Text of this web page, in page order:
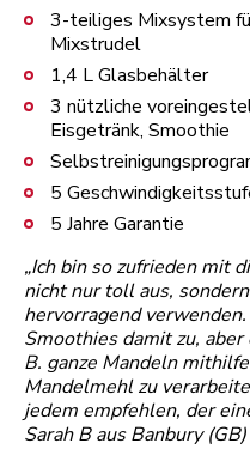
3-teiliges Mixsystem
Mixstrudel
1,4 L Glasbehälter
3 nützliche
Eisgetränk, Smoothie
5
5 Jahre Garantie
„Ich bin so zufrieden mit
nicht nur toll aus,
hervorragend
Smoothies damit zu,
B. ganze Mandeln
Mandelmehl zu
jedem empfehlen, der
Sarah B aus Banbury (GB)